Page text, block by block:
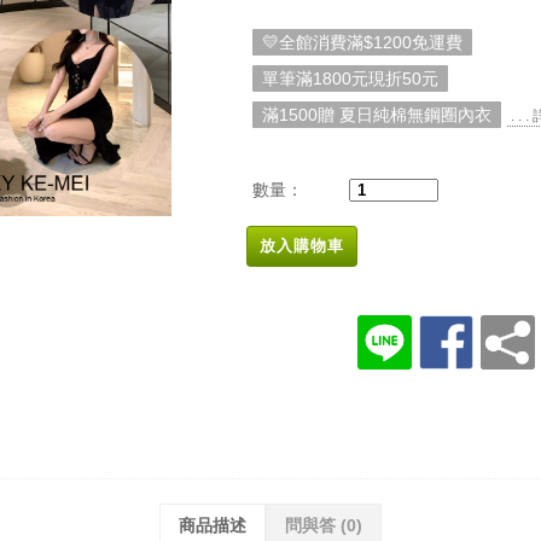
💛全館消費滿$1200免運費
單筆滿1800元現折50元
滿1500贈 夏日純棉無鋼圈內衣
. . .
數量：
放入購物車
商品描述 問與答 (0)